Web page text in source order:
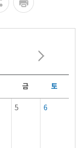
금 토
5 6